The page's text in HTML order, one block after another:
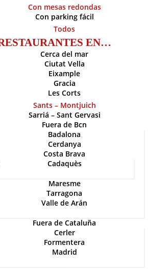
Con mesas redondas
Con parking fácil
Todos
EN…
Cerca del mar
Ciutat Vella
Eixample
Gracia
Les Corts
Sants – Montjuich
Sarriá – Sant Gervasi
Fuera de Bcn
Badalona
Cerdanya
Costa Brava
Cadaquès
Maresme
Tarragona
Valle de Arán
Fuera de Cataluña
Cerler
Formentera
Madrid